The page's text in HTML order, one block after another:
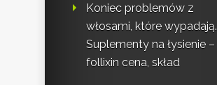
Koniec problemów z
włosami, które wypadają.
Suplementy na łysienie –
follixin cena, skład